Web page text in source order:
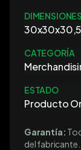
DIMENSIONES
CATEGORÍA
ESTADO
Producto
Garantía:
del